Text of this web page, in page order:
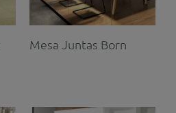
Mesa Juntas Born